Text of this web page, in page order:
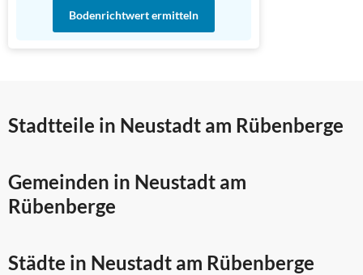
Bodenrichtwert ermitteln
Stadtteile in Neustadt am Rübenberge
Gemeinden in Neustadt am
Rübenberge
Städte in Neustadt am Rübenberge